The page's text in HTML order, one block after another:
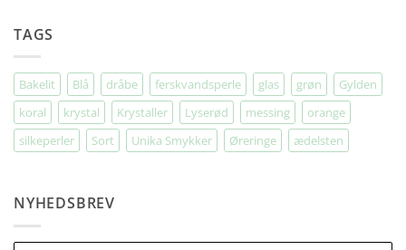
TAGS
Bakelit Blå dråbe ferskvandsperle glas grøn
Gylden
koral
krystal Krystaller Lyserød messing
orange
silkeperler
Sort Unika Smykker Øreringe ædelsten
NYHEDSBREV